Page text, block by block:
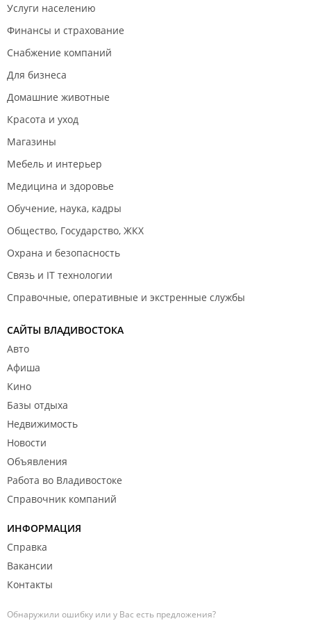
Услуги населению
Финансы и страхование
Снабжение компаний
Для бизнеса
Домашние животные
Красота и уход
Магазины
Мебель и интерьер
Медицина и здоровье
Обучение, наука, кадры
Общество, Государство, ЖКХ
Охрана и безопасность
Связь и IT технологии
Справочные, оперативные и экстренные службы
САЙТЫ ВЛАДИВОСТОКА
Авто
Афиша
Кино
Базы отдыха
Недвижимость
Новости
Объявления
Работа во Владивостоке
Справочник компаний
ИНФОРМАЦИЯ
Справка
Вакансии
Контакты
Обнаружили ошибку или у Вас есть предложения?